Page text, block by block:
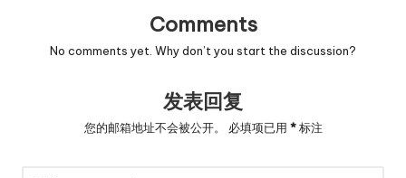
Comments
No comments yet. Why don’t you start the discussion?
发表回复
您的邮箱地址不会被公开。 必填项已用 *标注